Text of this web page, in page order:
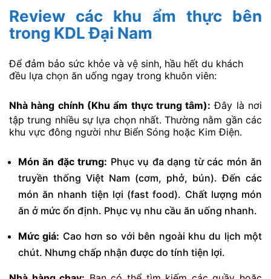
11:30
13:00
Khu Ẩm
Thực Văn
Hóa
Dùng bữa tại nhà hàng
chay (nếu có) hoặc khu
món ăn truyền thống,
nghỉ ngơi.
13:00
15:30
Mở
Khám phá chậm rãi:
Thong thả đi bộ (hoặc
sát các loài động vật
trong môi trường bán tự
nhiên.
15:30
–
17:00
Hồ Ngọc
Bích/Khuôn
Viên
Hồ Ngọc Bích và các
tiểu cảnh xung quanh
Kim Điện, mua sắm quà